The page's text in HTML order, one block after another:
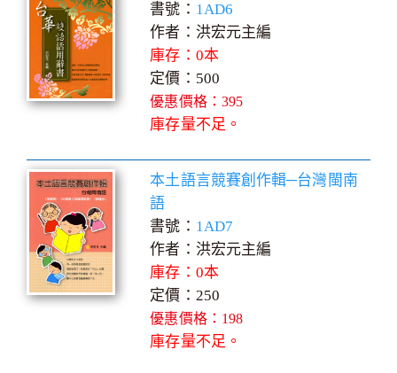
書號： 1AD6
作者：洪宏元主編
庫存：0本
定價：500
優惠價格：395
庫存量不足。
本土語言競賽創作輯─台灣閩南
語
書號： 1AD7
作者：洪宏元主編
庫存：0本
定價：250
優惠價格：198
庫存量不足。